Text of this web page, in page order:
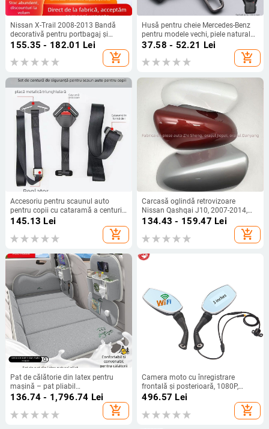
Nissan X-Trail 2008-2013 Bandă
decorativă pentru portbagaj și
mânerul haionului (MX6)
155.35 - 182.01 Lei
add_shopping_cart
Husă pentru cheie Mercedes-Benz
pentru modele vechi, piele naturală
de vită, husă protectoare, stil
37.58 - 52.21 Lei
add_shopping_cart
Accesoriu pentru scaunul auto
pentru copii cu cataramă a centurii
de siguranță de cinci puncte, curea
din poliester; origine Ningbo,
Zhejiang; pentru interiorul mașinii
145.13 Lei
add_shopping_cart
Carcasă oglindă retrovizoare
Nissan Qashqai J10, 2007-2014,
alb perlă, alb argintiu, roșu
134.43 - 159.47 Lei
add_shopping_cart
Pat de călătorie din latex pentru
mașină – pat pliabil
multifuncțional pentru bancheta
din spate; Material: 38231866503;
Funcție: Somn; Capacitate de
136.74 - 1,796.74 Lei
add_shopping_cart
Camera moto cu înregistrare
frontală și posterioară, 1080P,
impermeabilă, conectivitate Wi-Fi
496.57 Lei
add_shopping_cart